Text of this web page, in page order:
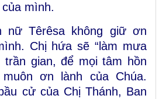
mình.
nữTêrêsa không giữ ơn
Chị hứa sẽ “ làm mưa
trần gian, để mọi tâm hồn
ơn lành của Chúa.
cử của Chị Thánh, Ban